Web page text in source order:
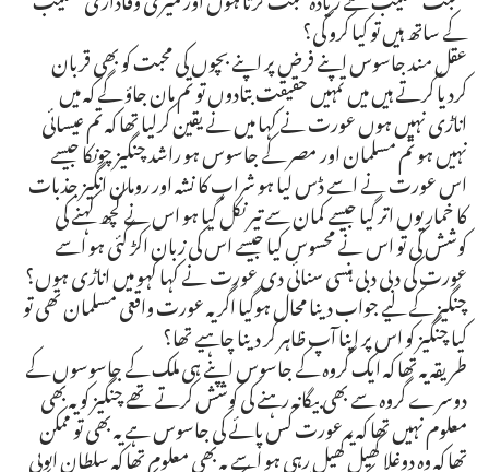
کے ساتھ ہیں تو کیا کرو گی؟
عقل مند جاسوس اپنے فرض پر اپنے بچوں کی محبت کو بھی قربان
کردیا کرتے ہیں میں تمہیں حقیقت بتادوں تو تم مان جاؤ گے کہ میں
اناڑی نہیں ہوں عورت نے کہا میں نے یقین کرلیا تھا کہ تم عیسائی
نہیں ہو تم مسلمان اور مصر کے جاسوس ہو راشد چنگیز چونکا جیسے
اس عورت نے اسے ڈس لیا ہو شراب کا نشہ اور رومان انگیز جذبات
کا خمار یوں اتر گیا جیسے کمان سے تیر نکل گیا ہو اس نے کچھ کہنے کی
کوشش کی تو اس نے محسوس کیا جیسے اس کی زبان اکڑ گئی ہو اسے
عورت کی دبی دبی ہنسی سنائی دی عورت نے کہا کہو میں اناڑی ہوں؟
چنگیز کے لیے جواب دینا محال ہوگیا اگر یہ عورت واقعی مسلمان تھی تو
کیا چنگیز کو اس پر اپنا آپ ظاہر کر دینا چاہیے تھا؟
طریقہ یہ تھا کہ ایک گروہ کے جاسوس اپنے ہی ملک کے جاسوسوں کے
دوسرے گروہ سے بھی بیگانہ رہنے کی کوشش کرتے تھے چنگیز کو یہ بھی
معلوم نہیں تھا کہ یہ عورت کس پائے کی جاسوس ہے یہ بھی تو ممکن
تھا کہ وہ دوغلا کھیل کھیل رہی ہو اسے یہ بھی معلوم تھا کہ سلطان ایوبی